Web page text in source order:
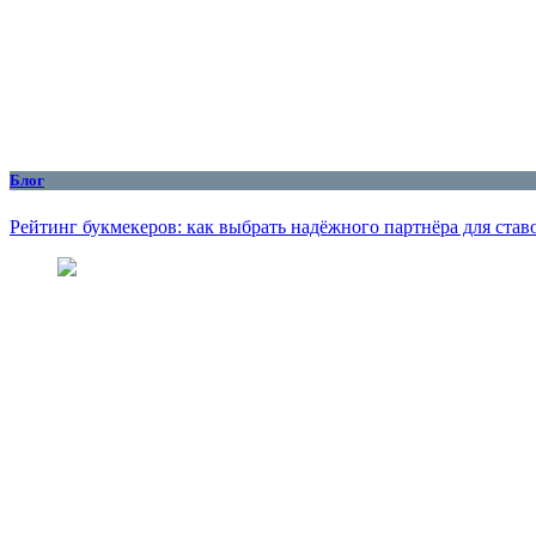
Блог
Рейтинг букмекеров: как выбрать надёжного партнёра для